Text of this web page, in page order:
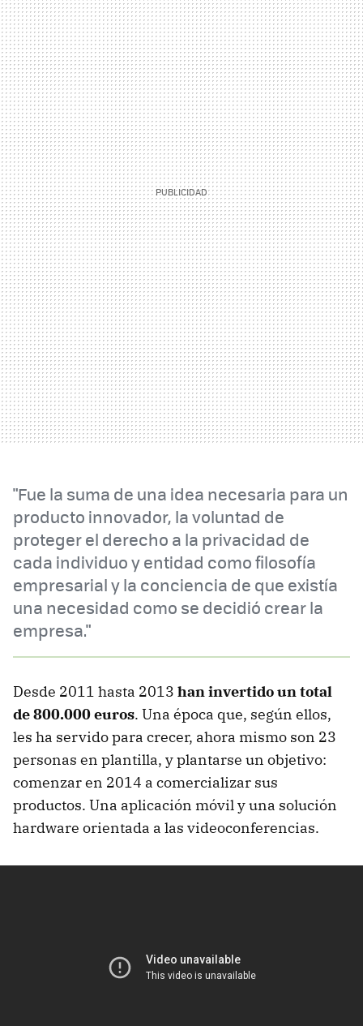
"Fue la suma de una idea necesaria para un
producto innovador, la voluntad de
proteger el derecho a la privacidad de
cada individuo y entidad como filosofía
empresarial y la conciencia de que existía
una necesidad como se decidió crear la
empresa."
Desde 2011 hasta 2013 han invertido un total
de 800.000 euros. Una época que, según ellos,
les ha servido para crecer, ahora mismo son 23
personas en plantilla, y plantarse un objetivo:
comenzar en 2014 a comercializar sus
productos. Una aplicación móvil y una solución
hardware orientada a las videoconferencias.